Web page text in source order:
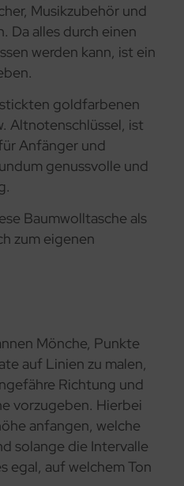
Musikzubehör und
Da alles durch einen
werden kann, ist ein
goldfarbenen
Altnotenschlüssel, ist
Anfänger und
genussvolle und
Baumwolltasche als
zum eigenen
Mönche, Punkte
auf Linien zu malen,
Richtung und
vorzugeben. Hierbei
anfangen, welche
solange die Intervalle
egal, auf welchem Ton